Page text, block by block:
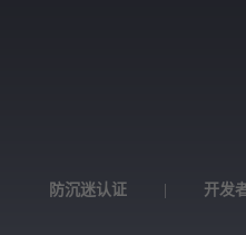
防沉迷认证 开发